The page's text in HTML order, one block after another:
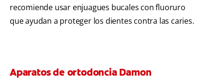
recomiende usar enjuagues bucales con fluoruro
que ayudan a proteger los dientes contra las caries.
Aparatos de ortodoncia Damon